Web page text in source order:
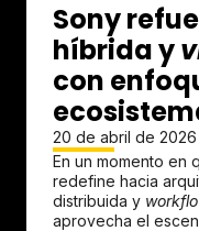
Sony
híbrida y
con
20 de abril de 2026
En un momento en
redefine hacia
distribuida y
aprovecha el